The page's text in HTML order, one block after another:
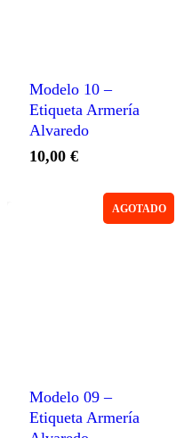
Modelo 10 –
Etiqueta Armería
Alvaredo
10,00 €
Modelo 09 –
Etiqueta Armería
AGOTADO